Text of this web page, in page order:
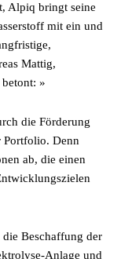
Alpiq bringt seine
mit ein und
Mattig,
»
die Förderung
Portfolio. Denn
ab, die einen
die Beschaffung der
Anlage und